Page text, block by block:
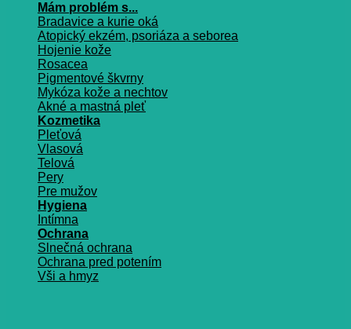
Mám problém s...
Bradavice a kurie oká
Atopický ekzém, psoriáza a seborea
Hojenie kože
Rosacea
Pigmentové škvrny
Mykóza kože a nechtov
Akné a mastná pleť
Kozmetika
Pleťová
Vlasová
Telová
Pery
Pre mužov
Hygiena
Intímna
Ochrana
Slnečná ochrana
Ochrana pred potením
Vši a hmyz